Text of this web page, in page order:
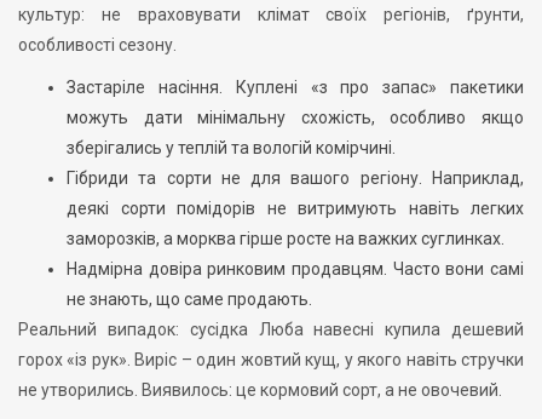
культур: не враховувати клімат своїх регіонів, ґрунти,
особливості сезону.
Застаріле насіння. Куплені «з про запас» пакетики
можуть дати мінімальну схожість, особливо якщо
зберігались у теплій та вологій комірчині.
Гібриди та сорти не для вашого регіону. Наприклад,
деякі сорти помідорів не витримують навіть легких
заморозків, а морква гірше росте на важких суглинках.
Надмірна довіра ринковим продавцям. Часто вони самі
не знають, що саме продають.
Реальний випадок: сусідка Люба навесні купила дешевий
горох «із рук». Виріс – один жовтий кущ, у якого навіть стручки
не утворились. Виявилось: це кормовий сорт, а не овочевий.